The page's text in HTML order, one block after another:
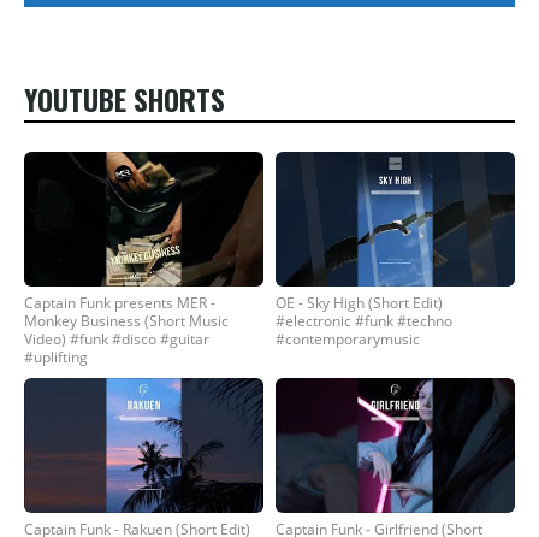
YOUTUBE SHORTS
Captain Funk presents MER -
Monkey Business (Short Music
Video) #funk #disco #guitar
#uplifting
OE - Sky High (Short Edit)
#electronic #funk #techno
#contemporarymusic
Captain Funk - Rakuen (Short Edit)
Captain Funk - Girlfriend (Short